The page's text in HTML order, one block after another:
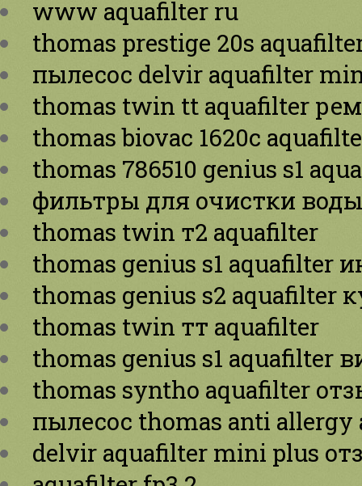
www aquafilter ru
thomas prestige 20s
пылесос delvir aquafilter
thomas twin tt aquafilter
thomas biovac 1620c
thomas 786510 genius s1
фильтры для очистки
thomas twin т2 aquafilter
thomas genius s1 aquafilter
thomas genius s2 aquafilter
thomas twin тт aquafilter
thomas genius s1 aquafilter
thomas syntho aquafilter
пылесос thomas anti allergy
delvir aquafilter mini plus